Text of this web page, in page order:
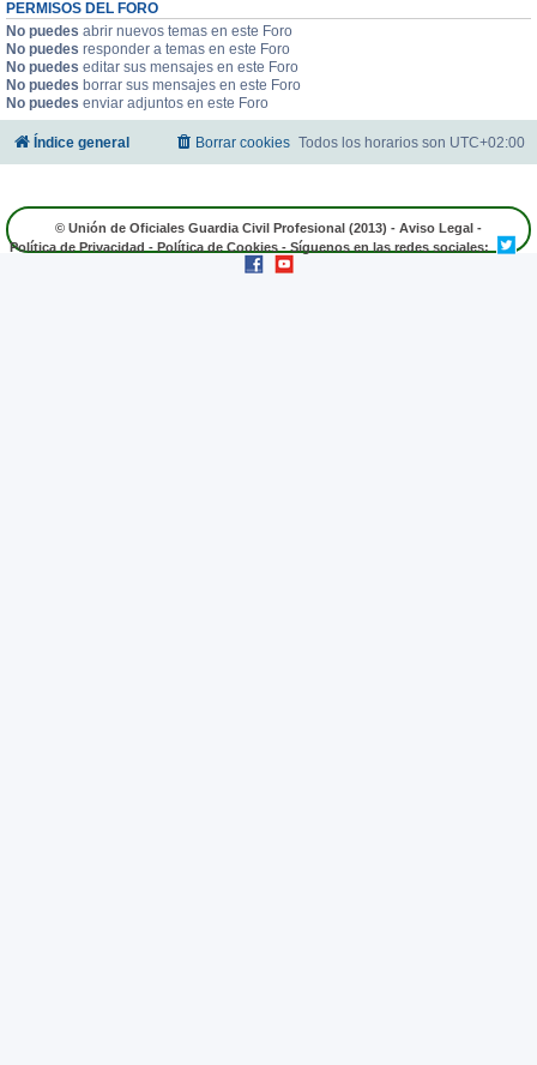
PERMISOS DEL FORO
No puedes abrir nuevos temas en este Foro
No puedes responder a temas en este Foro
No puedes editar sus mensajes en este Foro
No puedes borrar sus mensajes en este Foro
No puedes enviar adjuntos en este Foro
Índice general Todos los horarios son UTC+02:00
Borrar cookies
© Unión de Oficiales Guardia Civil Profesional (2013) - Aviso Legal -
Política de Privacidad-Política de Cookies- Síguenos en las redes sociales: